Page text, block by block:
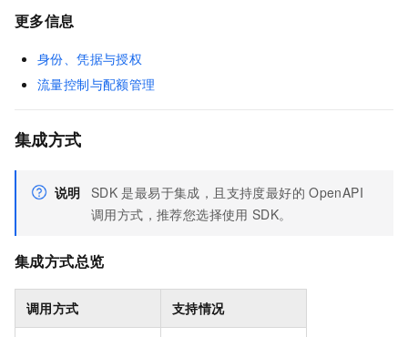
更多信息
身份、凭据与授权
流量控制与配额管理
集成方式
说明 SDK 是最易于集成，且支持度最好的 OpenAPI
调用方式，推荐您选择使用 SDK。
集成方式总览
调用方式 支持情况